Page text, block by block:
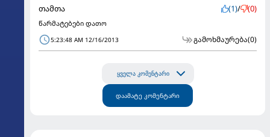
თამთა (1)/ (0)
წარმატებები დათო
5:23:48 AM 12/16/2013 გამოხმაურება(0)
ყველა კომენტარი
დაამატე კომენტარი